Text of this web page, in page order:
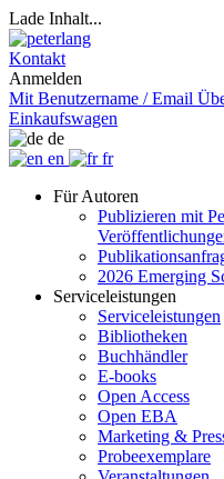
Lade Inhalt...
Kontakt
Anmelden
Mit Benutzername / Email
Einkaufswagen
de
en
fr
Für Autoren
Publizieren mit
2026 Emerging
Serviceleistungen
Serviceleistungen
Bibliotheken
Buchhändler
E-books
Open Access
Open EBA
Marketing &
Probeexemplare